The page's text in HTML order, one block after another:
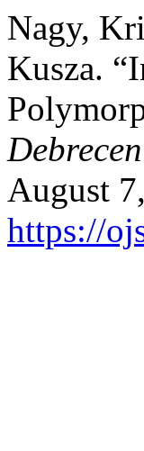
Nagy,
Kusza.
August
https://